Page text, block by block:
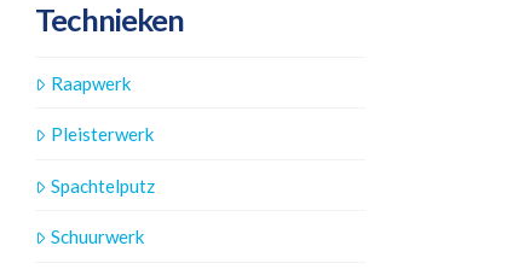
Technieken
Raapwerk
Pleisterwerk
Spachtelputz
Schuurwerk